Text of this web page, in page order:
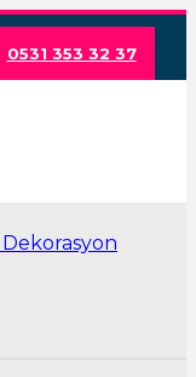
0531 353 32 37